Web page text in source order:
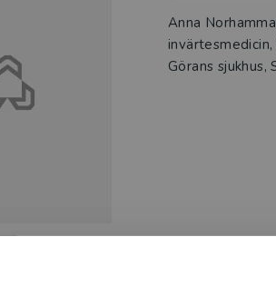
Anna
Görans